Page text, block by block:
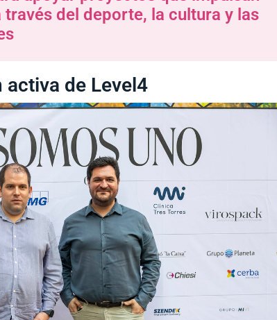
través del deporte, la cultura y las
de Level4